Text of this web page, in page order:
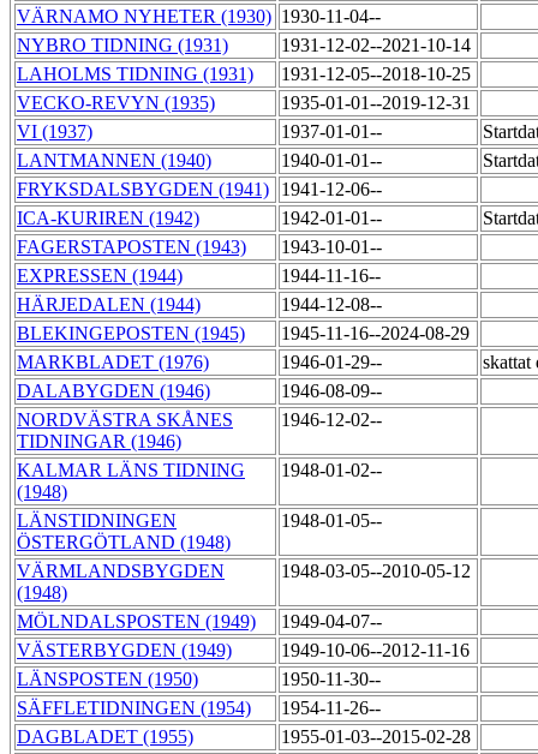
VÄRNAMO NYHETER (1930) 1930-11-04--
NYBRO TIDNING (1931)
1931-12-02--2021-10-14
LAHOLMS TIDNING (1931)
1931-12-05--2018-10-25
VECKO-REVYN (1935)
1935-01-01--2019-12-31
VI (1937)
1937-01-01--
LANTMANNEN (1940)
1940-01-01--
FRYKSDALSBYGDEN (1941)
1941-12-06--
ICA-KURIREN (1942)
1942-01-01--
FAGERSTAPOSTEN (1943)
1943-10-01--
EXPRESSEN (1944)
1944-11-16--
HÄRJEDALEN (1944)
1944-12-08--
BLEKINGEPOSTEN (1945)
1945-11-16--2024-08-29
MARKBLADET (1976)
1946-01-29--
DALABYGDEN (1946)
1946-08-09--
NORDVÄSTRA SKÅNES
TIDNINGAR (1946)
1946-12-02--
KALMAR LÄNS TIDNING
(1948)
1948-01-02--
LÄNSTIDNINGEN
ÖSTERGÖTLAND (1948)
1948-01-05--
VÄRMLANDSBYGDEN
(1948)
1948-03-05--2010-05-12
MÖLNDALSPOSTEN (1949)
1949-04-07--
VÄSTERBYGDEN (1949)
1949-10-06--2012-11-16
LÄNSPOSTEN (1950)
1950-11-30--
SÄFFLETIDNINGEN (1954)
1954-11-26--
DAGBLADET (1955)
1955-01-03--2015-02-28